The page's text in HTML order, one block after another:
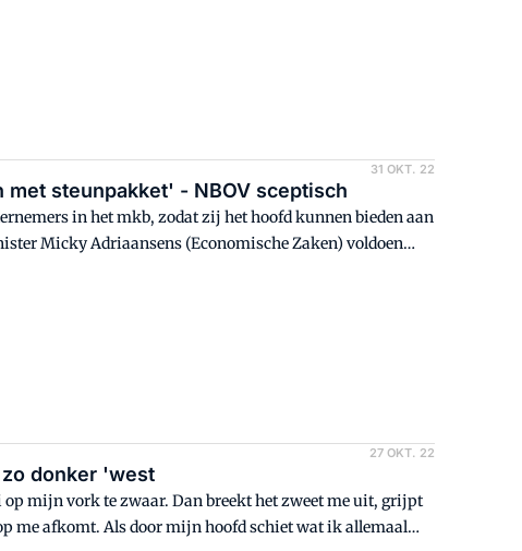
31 OKT. 22
steunpakket' - NBOV sceptisch
in het mkb, zodat zij het hoofd kunnen bieden aan
Micky Adriaansens (Economische Zaken) voldoen
27 OKT. 22
donker 'west
op mijn vork te zwaar. Dan breekt het zweet me uit, grijpt
me afkomt. Als door mijn hoofd schiet wat ik allemaal